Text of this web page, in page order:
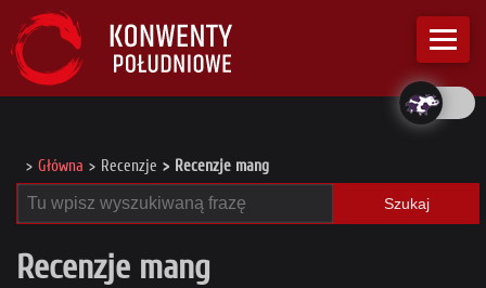
Główna Recenzje Recenzje mang
Szukaj
Recenzje mang